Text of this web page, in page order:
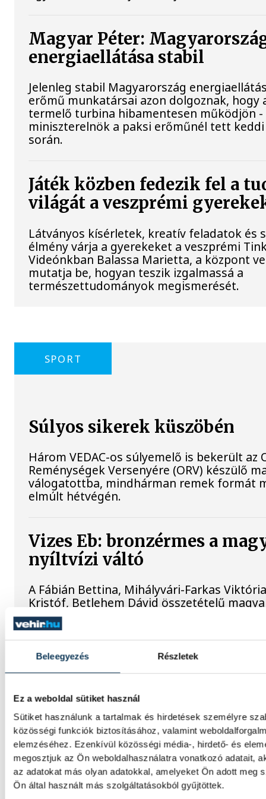
Beleegyezés Részletek
Ez a weboldal sütiket használ
Sütiket használunk a tartalmak és hirdetések személyre
közösségi funkciók biztosításához, valamint
elemzéséhez. Ezenkívül közösségi média-, hirdető- és
megosztjuk az Ön weboldalhasználatra vonatkozó adatait,
az adatokat más olyan adatokkal, amelyeket Ön adott meg
Ön által használt más szolgáltatásokból gyűjtöttek.
Magyar Péter:
energiaellátása stabil
Jelenleg stabil Magyarország
erőmű munkatársai azon dolgoznak, hogy
termelő turbina hibamentesen működjön -
miniszterelnök a paksi erőműnél tett
során.
Játék közben fedezik fel a
világát a veszprémi
Látványos kísérletek, kreatív feladatok és
élmény várja a gyerekeket a veszprémi
Videónkban Balassa Marietta, a központ
mutatja be, hogyan teszik izgalmassá a
természettudományok megismerését.
SPORT
Súlyos sikerek küszöbén
Három VEDAC-os súlyemelő is bekerült az
Reménységek Versenyére (ORV) készülő
válogatottba, mindhárman remek formát
elmúlt hétvégén.
Vizes Eb: bronzérmes a
nyíltvízi váltó
A Fábián Bettina, Mihályvári-Farkas
Kristóf, Betlehem Dávid összetételű
bronzérmet nyert szombaton a nyíltvízi
váltóversenyében.
A gólok mellett a könnyek
potyogtak – Gasper Marguc
elköszönt Veszprémtől
Érzelmekben és gólokban gazdag
láthatott a veszprémi közönség péntek
Veszprém idénybeli első hazai
nyert a szlovén RK Celje ellen, az est
Marguc búcsúja miatt marad örökre